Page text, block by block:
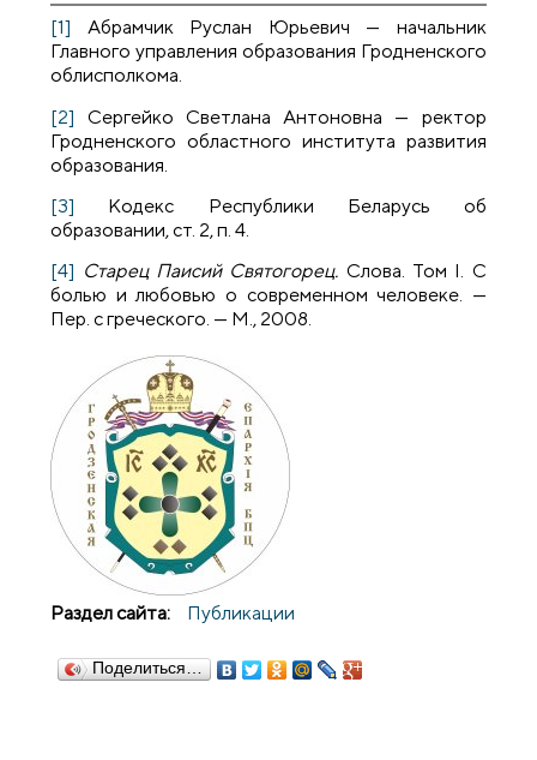
[1] Абрамчик Руслан Юрьевич — начальник
Главного управления образования Гродненского
облисполкома.
[2] Сергейко Светлана Антоновна — ректор
Гродненского областного института развития
образования.
[3] Кодекс Республики Беларусь об
образовании, ст. 2, п. 4.
[4] Старец Паисий Святогорец. Слова. Том I. С
болью и любовью о современном человеке. —
Пер. с греческого. — М., 2008.
Раздел сайта: Публикации
Поделиться…